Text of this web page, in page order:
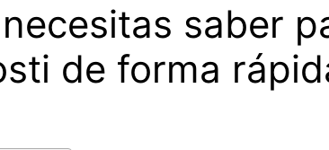
saber
de forma